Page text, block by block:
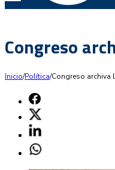
Congreso
Inicio/Política/Congreso archiva